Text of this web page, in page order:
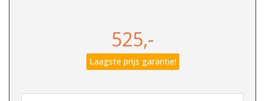
525,-
Laagste prijs garantie!